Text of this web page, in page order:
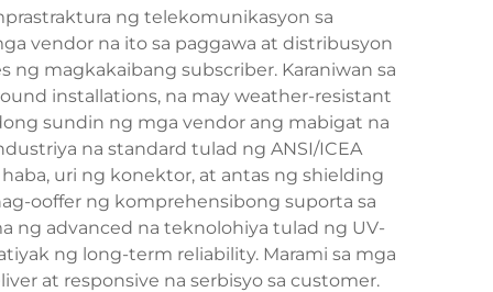
ng telekomunikasyon sa
vendor na ito sa paggawa at distribusyon
magkakaibang subscriber. Karaniwan sa
installations, na may weather-resistant
sundin ng mga vendor ang mabigat na
na standard tulad ng ANSI/ICEA
uri ng konektor, at antas ng shielding
ooffer ng komprehensibong suporta sa
ng advanced na teknolohiya tulad ng UV-
ng long-term reliability. Marami sa mga
at responsive na serbisyo sa customer.